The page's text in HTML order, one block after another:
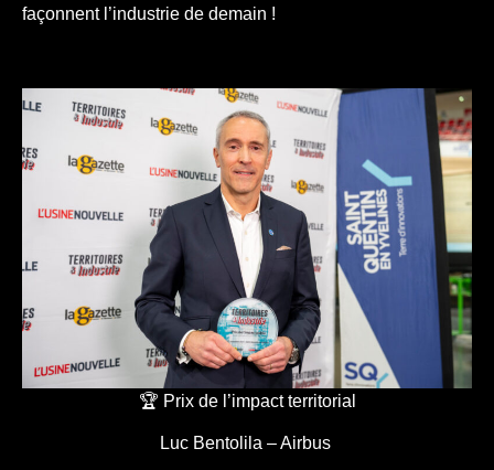
façonnent l’industrie de demain !
🏆 Prix de l’impact territorial
Luc Bentolila – Airbus